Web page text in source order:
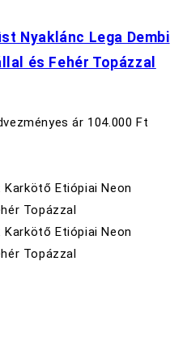
Nyaklánc Lega Dembi
és Fehér Topázzal
ár 104.000 Ft